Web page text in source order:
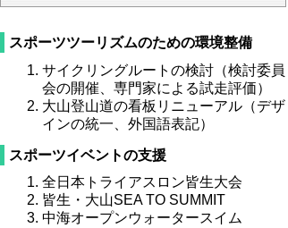
スポーツツーリズムのための環境整備
サイクリングルートの検討（検討委員
会の開催、専門家による試走評価）
大山登山道の看板リニューアル（デザ
インの統一、外国語表記）
スポーツイベントの支援
全日本トライアスロン皆生大会
皆生・大山SEA TO SUMMIT
中海オープンウォータースイム